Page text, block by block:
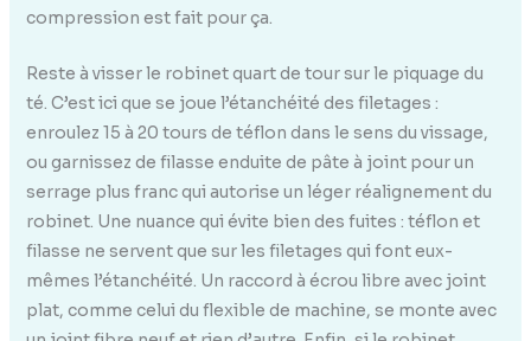
compression est fait pour ça.
Reste à visser le robinet quart de tour sur le piquage du
té. C’est ici que se joue l’étanchéité des filetages :
enroulez 15 à 20 tours de téflon dans le sens du vissage,
ou garnissez de filasse enduite de pâte à joint pour un
serrage plus franc qui autorise un léger réalignement du
robinet. Une nuance qui évite bien des fuites : téflon et
filasse ne servent que sur les filetages qui font eux-
mêmes l’étanchéité. Un raccord à écrou libre avec joint
plat, comme celui du flexible de machine, se monte avec